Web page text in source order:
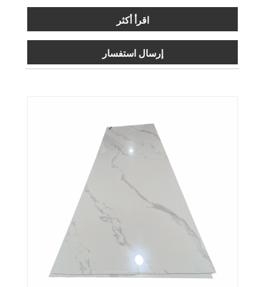
اقرأ أكثر
إرسال استفسار